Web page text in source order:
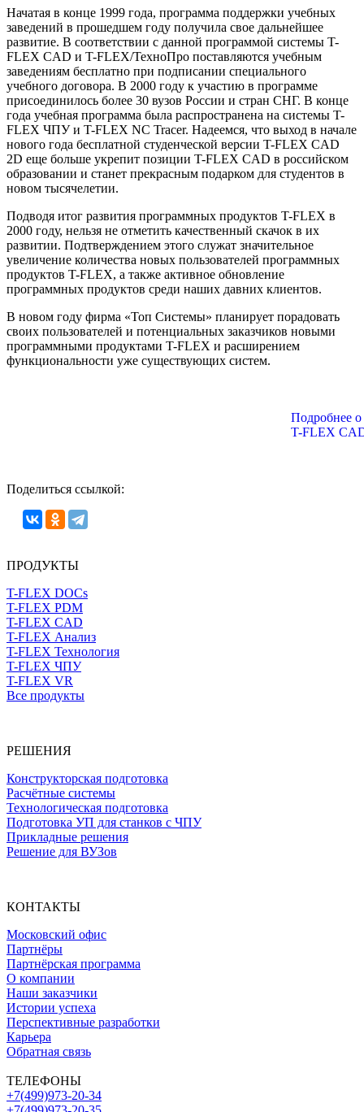
Начатая в конце 1999 года, программа поддержки учебных
заведений в прошедшем году получила свое дальнейшее
развитие. В соответствии с данной программой системы T-
FLEX CAD и T-FLEX/ТехноПро поставляются учебным
заведениям бесплатно при подписании специального
учебного договора. В 2000 году к участию в программе
присоединилось более 30 вузов России и стран СНГ. В конце
года учебная программа была распространена на системы T-
FLEX ЧПУ и T-FLEX NC Tracer. Надеемся, что выход в начале
нового года бесплатной студенческой версии T-FLEX CAD
2D еще больше укрепит позиции T-FLEX CAD в российском
образовании и станет прекрасным подарком для студентов в
новом тысячелетии.
Подводя итог развития программных продуктов T-FLEX в
2000 году, нельзя не отметить качественный скачок в их
развитии. Подтверждением этого служат значительное
увеличение количества новых пользователей программных
продуктов T-FLEX, а также активное обновление
программных продуктов среди наших давних клиентов.
В новом году фирма «Топ Системы» планирует порадовать
своих пользователей и потенциальных заказчиков новыми
программными продуктами T-FLEX и расширением
функциональности уже существующих систем.
Подробнее о
T-FLEX
Поделиться ссылкой:
ПРОДУКТЫ
T-FLEX DOCs
T-FLEX PDM
T-FLEX CAD
T-FLEX Анализ
T-FLEX Технология
T-FLEX ЧПУ
T-FLEX VR
Все продукты
РЕШЕНИЯ
Конструкторская подготовка
Расчётные системы
Технологическая подготовка
Подготовка УП для станков с ЧПУ
Прикладные решения
Решение для ВУЗов
КОНТАКТЫ
Московский офис
Партнёры
Партнёрская программа
О компании
Наши заказчики
Истории успеха
Перспективные разработки
Карьера
Обратная связь
ТЕЛЕФОНЫ
+7(499)973-20-34